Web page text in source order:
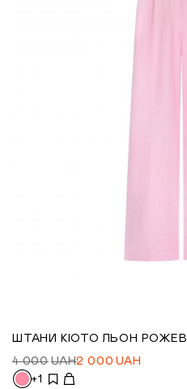
ШТАНИ КІОТО ЛЬОН РОЖЕВІ
4 000 UAH2 000 UAH
+1